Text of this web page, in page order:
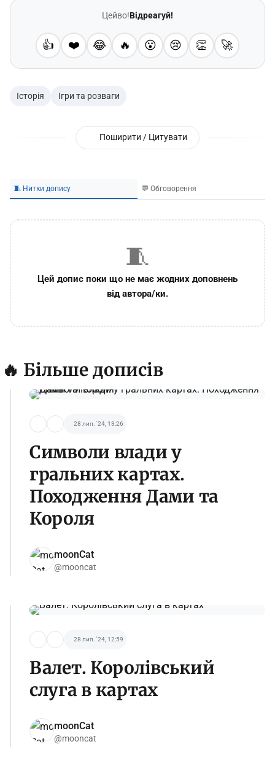
Цейво!Відреагуй!
👍 ❤️ 😂 🔥 😮 😢 👏 🚀
Історія Ігри та розваги
Поширити / Цитувати
🧵 Нитки допису 💬 Обговорення
🧵
Цей допис поки що не має жодних доповнень
від автора/ки.
🔥 Більше дописів
28 лип. '24, 13:26
Символи влади у
гральних картах.
Походження Дами та
Короля
moonCat
@mooncat
28 лип. '24, 12:59
Валет. Королівський
слуга в картах
moonCat
@mooncat